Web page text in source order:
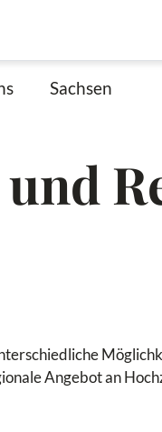
Sachsen
Angebot an